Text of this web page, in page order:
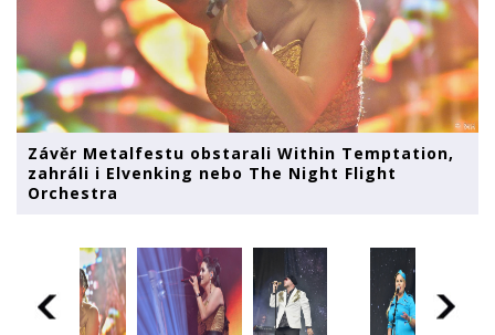
Závěr Metalfestu obstarali Within Temptation,
zahráli i Elvenking nebo The Night Flight
Orchestra